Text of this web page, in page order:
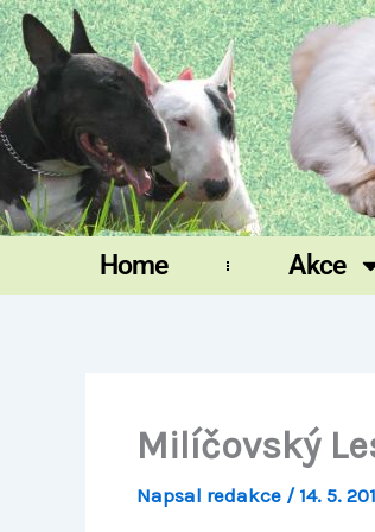
Přeskočit
na
obsah
Home Akce
Milíčovský
Napsal redakce / 14. 5.